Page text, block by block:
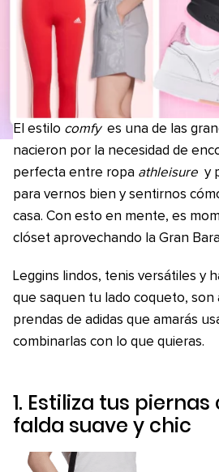
El estilo comfy es una de las
nacieron por la necesidad de
perfecta entre ropa athleisure y
para vernos bien y sentirnos
casa. Con esto en mente, es
clóset aprovechando la Gran
Leggins lindos, tenis versátiles y
que saquen tu lado coqueto, son
prendas de adidas que amarás
combinarlas con lo que quieras.
1. Estiliza tus
falda suave y chic